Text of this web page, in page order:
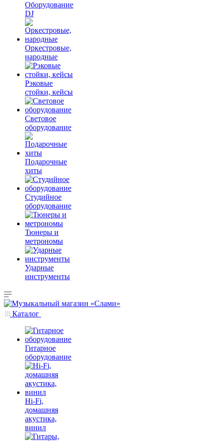
Оборудование
DJ
Оркестровые,
народные
Рэковые
стойки, кейсы
Световое
оборудование
Подарочные
хиты
Студийное
оборудование
Тюнеры и
метрономы
Ударные
инструменты
Каталог
Гитарное
оборудование
Hi-Fi,
домашняя
акустика,
винил